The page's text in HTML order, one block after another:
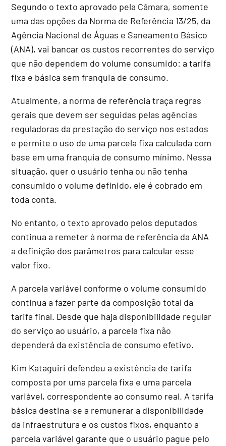
Segundo o texto aprovado pela Câmara, somente
uma das opções da Norma de Referência 13/25, da
Agência Nacional de Águas e Saneamento Básico
(ANA), vai bancar os custos recorrentes do serviço
que não dependem do volume consumido: a tarifa
fixa e básica sem franquia de consumo.
Atualmente, a norma de referência traça regras
gerais que devem ser seguidas pelas agências
reguladoras da prestação do serviço nos estados
e permite o uso de uma parcela fixa calculada com
base em uma franquia de consumo mínimo. Nessa
situação, quer o usuário tenha ou não tenha
consumido o volume definido, ele é cobrado em
toda conta.
No entanto, o texto aprovado pelos deputados
continua a remeter à norma de referência da ANA
a definição dos parâmetros para calcular esse
valor fixo.
A parcela variável conforme o volume consumido
continua a fazer parte da composição total da
tarifa final. Desde que haja disponibilidade regular
do serviço ao usuário, a parcela fixa não
dependerá da existência de consumo efetivo.
Kim Kataguiri defendeu a existência de tarifa
composta por uma parcela fixa e uma parcela
variável, correspondente ao consumo real. A tarifa
básica destina-se a remunerar a disponibilidade
da infraestrutura e os custos fixos, enquanto a
parcela variável garante que o usuário pague pelo